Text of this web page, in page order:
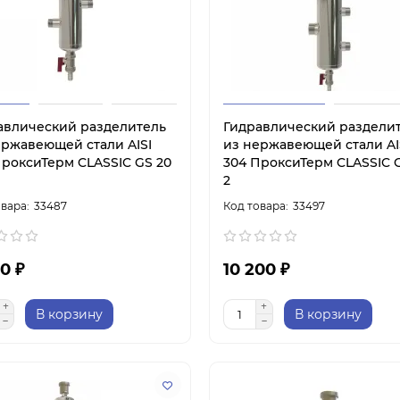
разделитель
стали AISI
CLASSIC GS 20
33487
₽
В корзину
Гидравлический
из нержавеющей стали
304 ПроксиТерм CLASSIC
2
33497
10 200 ₽
В корзину